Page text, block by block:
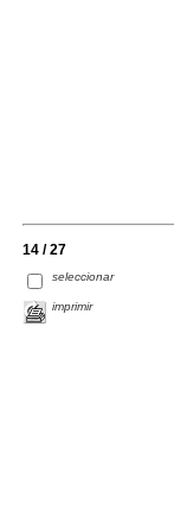
14 / 27
seleccionar
imprimir